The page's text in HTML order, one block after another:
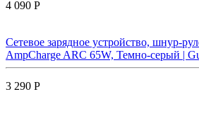
4 090 Р
Сетевое зарядное устройство, шнур-
AmpCharge ARC 65W, Темно-серый |
3 290 Р